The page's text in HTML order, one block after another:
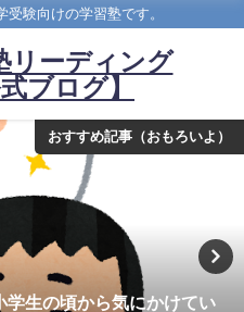
受験向けの学習塾です。
ーディング
ブログ】
おすすめ記事（おもろいよ）
学生の頃から気にかけてい